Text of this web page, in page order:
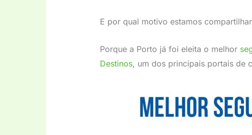
E por qual motivo estamos
Porque a Porto já foi eleita o melhor
Destinos, um dos principais portais de